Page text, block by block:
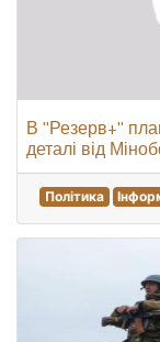
В "Резерв+"
деталі від
Політика